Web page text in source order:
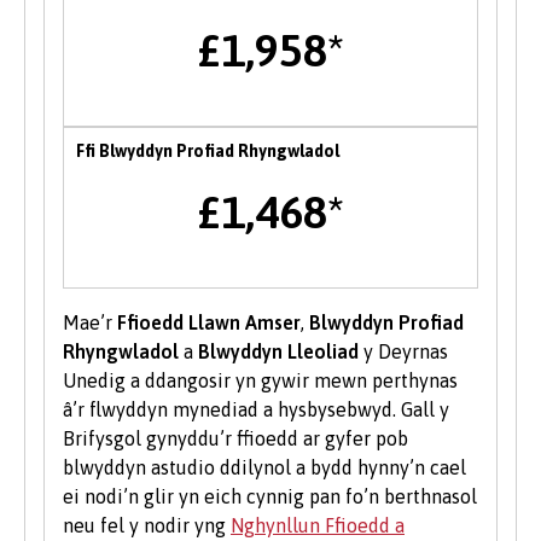
Ffeiriau Gyrfaoedd
ar draws y sefydliad yn yr Hydref bob blwyddyn
lle gall myfyrwyr gyfarfod a rhwydweithio gyda
ogystal â mynychu ystod o sgyrsiau gyrfa gyda
flwyddyn.
Menter
Mae tîm Byddwch Fentrus yn darparu
amrywiaeth o wasanaethau i fyfyrwyr a
graddedigion Prifysgol Bangor i’w helpu i
ddatblygu eu sgiliau menter neu i’w cefnogi i
£1,958*
Ffi Blwyddyn Profiad Rhyngwladol
£1,468*
Mae’r Ffioedd Llawn Amser Blwyddyn Profiad
Rhyngwladol a Blwyddyn Lleoliad y Deyrnas
Unedig a ddangosir yn gywir mewn perthynas
â’r flwyddyn mynediad a hysbysebwyd. Gall y
Brifysgol gynyddu’r ffioedd ar gyfer pob
blwyddyn astudio ddilynol a bydd hynny’n cael
ei nodi’n glir yn eich cynnig pan fo’n berthnasol
neu fel y nodir yng Nghynllun Ffioedd a